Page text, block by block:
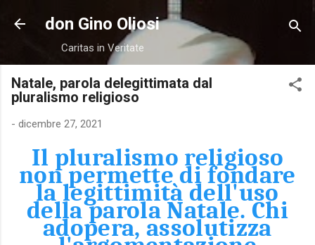
Passa ai contenuti principali
don Gino Oliosi
Caritas in Veritate
Natale, parola delegittimata dal
pluralismo religioso
- dicembre 27, 2021
Il pluralismo religioso
non permette di fondare
la legittimità dell'uso
della parola Natale. Chi
adopera, assolutizza